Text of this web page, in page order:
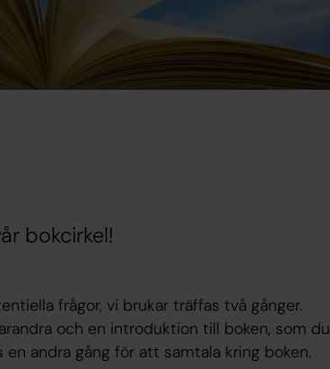
bokcirkel!
frågor, vi brukar träffas två gånger.
och en introduktion till boken, som du
andra gång för att samtala kring boken.